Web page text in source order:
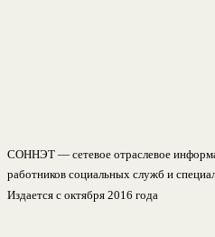
СОННЭТ — сетевое отраслевое
работников социальных служб и
Издается с октября 2016 года